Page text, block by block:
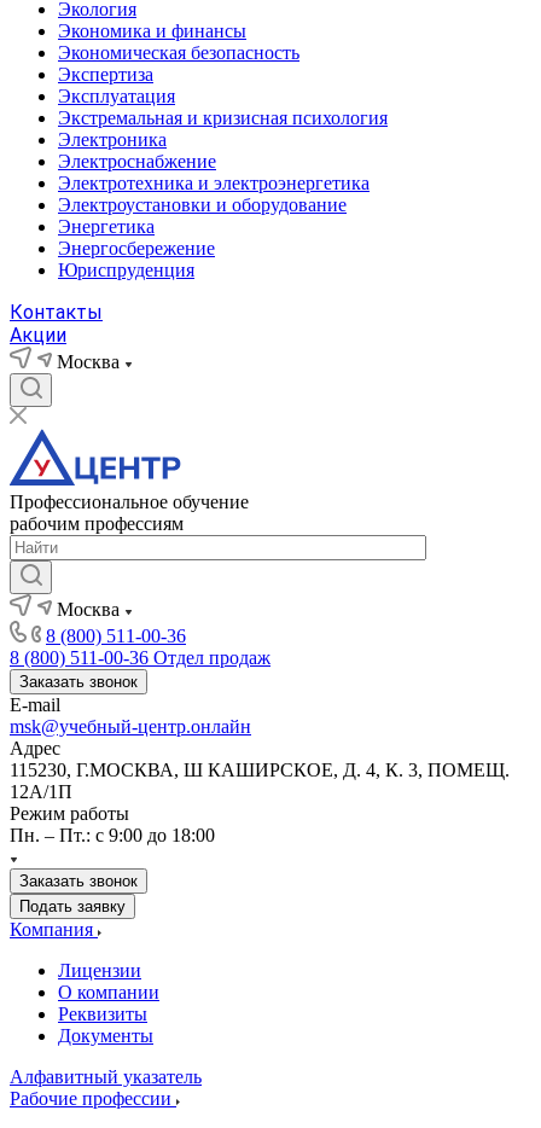
Экология
Экономика и финансы
Экономическая безопасность
Экспертиза
Эксплуатация
Экстремальная и кризисная психология
Электроника
Электроснабжение
Электротехника и электроэнергетика
Электроустановки и оборудование
Энергетика
Энергосбережение
Юриспруденция
Контакты
Акции
Москва
Профессиональное обучение
рабочим профессиям
Москва
8 (800) 511-00-36
8 (800) 511-00-36 Отдел продаж
Заказать звонок
E-mail
msk@учебный-центр.онлайн
Адрес
115230, Г.МОСКВА, Ш КАШИРСКОЕ, Д. 4, К. 3, ПОМЕЩ.
12А/1П
Режим работы
Пн. – Пт.: с 9:00 до 18:00
Заказать звонок
Подать заявку
Компания
Лицензии
О компании
Реквизиты
Документы
Алфавитный указатель
Рабочие профессии